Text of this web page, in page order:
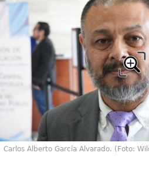
Carlos Alberto García Alvarado. (Foto: